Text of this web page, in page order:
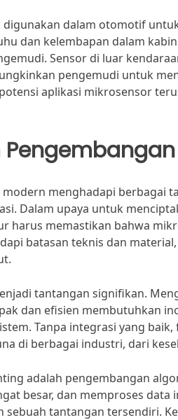
dalam otomotif
dan kelembapan dalam
Sensor di luar
pengemudi untuk
aplikasi mikrosensor
menghadapi berbagai
Dalam upaya untuk
harus memastikan bahwa
batasan teknis dan
tantangan signifikan.
dan efisien membutuhkan
Tanpa integrasi yang
di berbagai industri, dari
adalah pengembangan
besar, dan memproses
tantangan tersendiri.